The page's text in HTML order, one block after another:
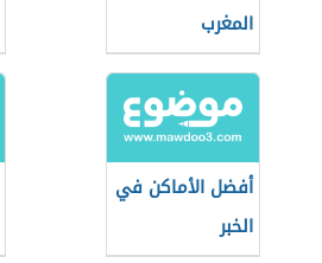
المغرب
أفضل الأماكن في
الخبر